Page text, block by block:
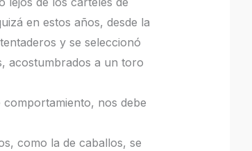
en estos años, desde la
y se seleccionó
acostumbrados a un toro
nos debe
como la de caballos, se